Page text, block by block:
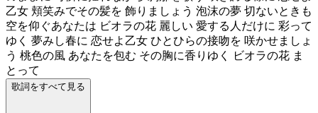
乙女 頬笑みでその髪を 飾りましょう 泡沫の夢 切ないときも
空を仰ぐあなたは ビオラの花 麗しい 愛する人だけに 彩って
ゆく 夢みし春に 恋せよ乙女 ひとひらの接吻を 咲かせましょ
う 桃色の風 あなたを包む その胸に香りゆく ビオラの花 ま
とって
歌詞をすべて見る